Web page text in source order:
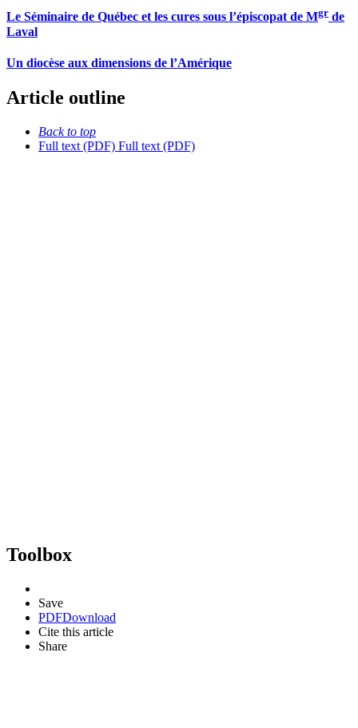
Le Séminaire de Québec et les cures sous l’épiscopat de Mgr de
Laval
Un diocèse aux dimensions de l’Amérique
Article outline
Back to top
Full text (PDF) Full text (PDF)
Toolbox
Save
PDFDownload
Cite this article
Share